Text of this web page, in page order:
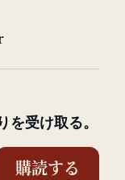
を受け取る。
購読する